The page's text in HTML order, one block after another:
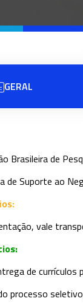
GERAL
Brasileira de
de Suporte ao
vale
de
processo